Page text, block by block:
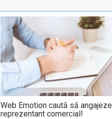
Web Emotion caută să angajeze
reprezentant comercial!